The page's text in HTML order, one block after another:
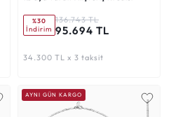
%30
İndirim
136.743 TL
95.694 TL
34.300 TL x 3 taksit
AYNI GÜN KARGO